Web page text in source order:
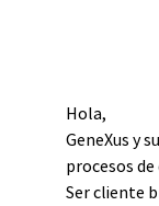
Hola,
GeneXus y
procesos
Ser cliente